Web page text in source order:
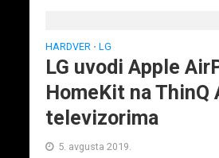
HARDVER • LG
LG uvodi Apple
HomeKit na ThinQ
televizorima
5. avgusta 2019.